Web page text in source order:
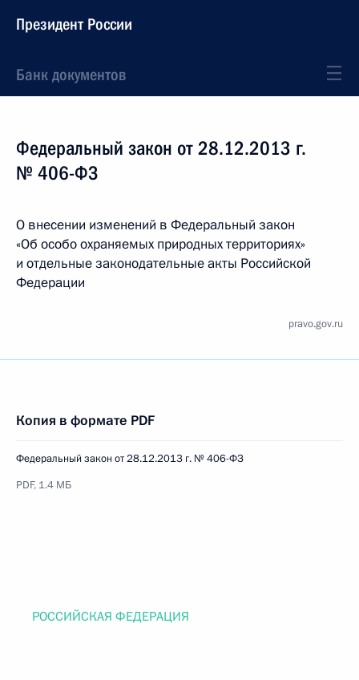
Президент России
Банк документов
Федеральный закон от 28.12.2013 г.
№ 406-ФЗ
О внесении изменений в Федеральный закон
«Об особо охраняемых природных территориях»
и отдельные законодательные акты Российской
Федерации
pravo.gov.ru
Копия в формате PDF
Федеральный закон от 28.12.2013 г. № 406-ФЗ
PDF, 1.4 МБ
РОССИЙСКАЯ ФЕДЕРАЦИЯ